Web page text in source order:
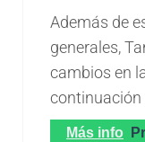
Además de
generales,
cambios en
continuación
Más info